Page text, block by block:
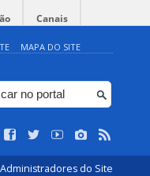
Canais
MAPA DO SITE
Administradores do Site